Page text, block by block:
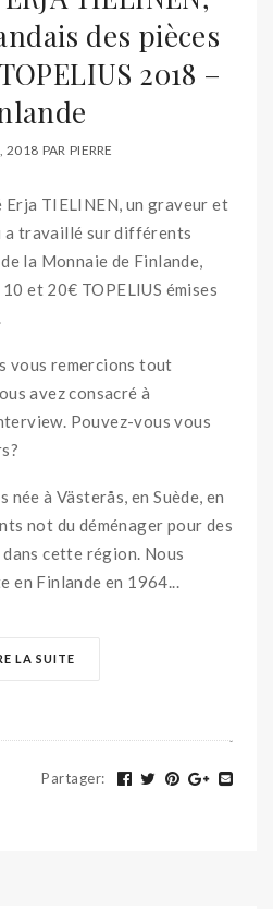
des pièces
2018 –
2018 PAR PIERRE
Erja TIELINEN, un graveur et
a travaillé sur différents
la Monnaie de Finlande,
et 20€ TOPELIUS émises
vous remercions tout
avez consacré à
Pouvez-vous vous
née à Västerås, en Suède, en
not du déménager pour des
cette région. Nous
en Finlande en 1964...
LA SUITE
Partager: